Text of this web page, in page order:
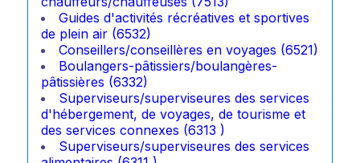
Guides d'activités récréatives et sportives
de plein air (6532)
Conseillers/conseillères en voyages (6521)
Boulangers-pâtissiers/boulangères-
pâtissières (6332)
Superviseurs/superviseures des services
d'hébergement, de voyages, de tourisme et
des services connexes (6313 )
Superviseurs/superviseures des services